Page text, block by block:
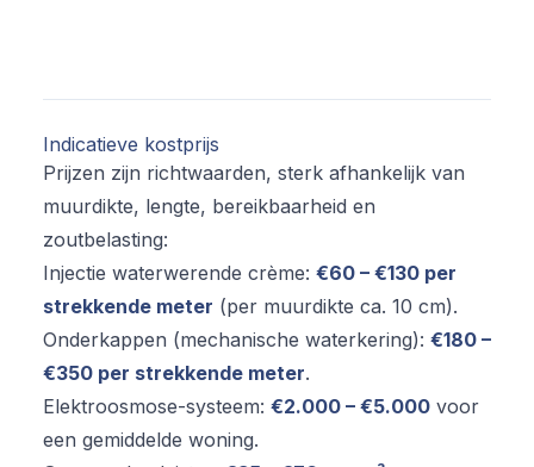
Indicatieve kostprijs
Prijzen zijn richtwaarden, sterk afhankelijk van
muurdikte, lengte, bereikbaarheid en
zoutbelasting:
Injectie waterwerende crème: €60 – €130 per
strekkende meter (per muurdikte ca. 10 cm).
Onderkappen (mechanische waterkering): €180 –
€350 per strekkende meter.
Elektroosmose-systeem: €2.000 – €5.000 voor
een gemiddelde woning.